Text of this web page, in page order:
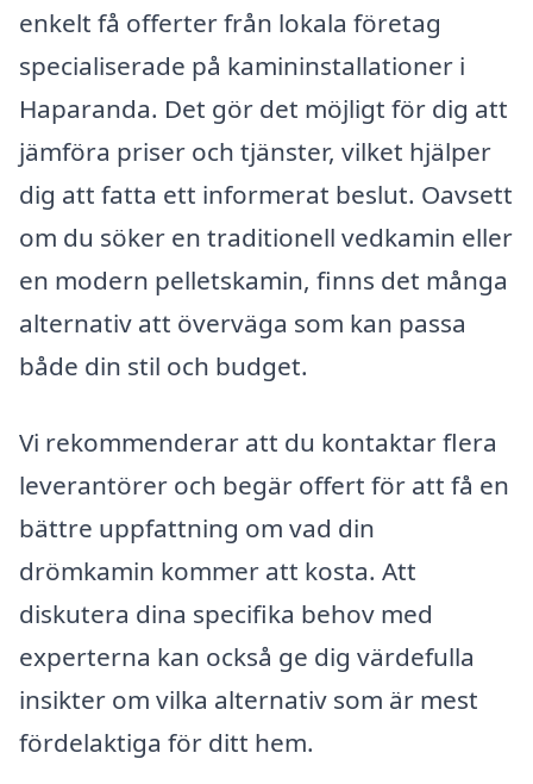
enkelt få offerter från lokala företag
specialiserade på kamininstallationer i
Haparanda. Det gör det möjligt för dig att
jämföra priser och tjänster, vilket hjälper
dig att fatta ett informerat beslut. Oavsett
om du söker en traditionell vedkamin eller
en modern pelletskamin, finns det många
alternativ att överväga som kan passa
både din stil och budget.
Vi rekommenderar att du kontaktar flera
leverantörer och begär offert för att få en
bättre uppfattning om vad din
drömkamin kommer att kosta. Att
diskutera dina specifika behov med
experterna kan också ge dig värdefulla
insikter om vilka alternativ som är mest
fördelaktiga för ditt hem.